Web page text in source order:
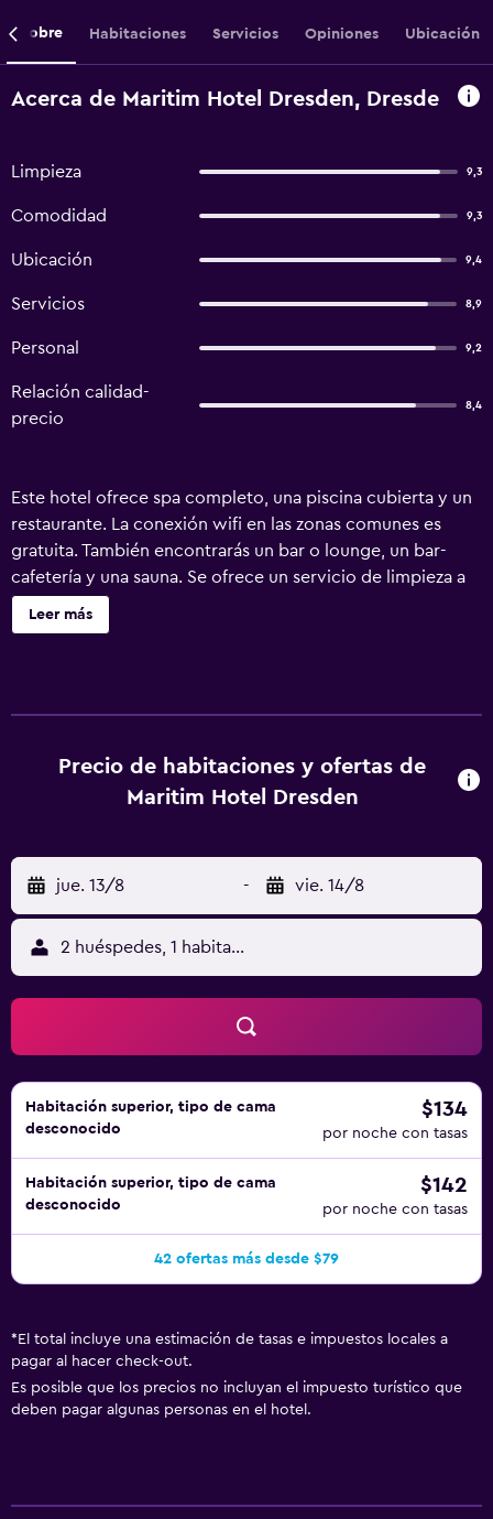
Sobre Habitaciones Servicios Opiniones Ubicación
Acerca de Maritim Hotel Dresden, Dresde
Limpieza 9,3
Comodidad 9,3
Ubicación 9,4
Servicios 8,9
Personal 9,2
Relación calidad-
precio
8,4
Este hotel ofrece spa completo, una piscina cubierta y un
restaurante. La conexión wifi en las zonas comunes es
gratuita. También encontrarás un bar o lounge, un bar-
cafetería y una sauna. Se ofrece un servicio de limpieza a
petición. Maritim Hotel & Internationales Congress Center
Dresden ofrece 328 alojamientos con aire acondicionado,
televisión de pantalla plana de 42 pulgadas con canales
digitales. Los baños están equipados con ducha y bañera
Internet gratis (por cable y wifi). Los servicios para las
personas de negocios incluyen escritorio y teléfono. Es
posible solicitar juegos de cama hipoalergénicos y tabla
de planchar con plancha. Se ofrece servicio de limpieza a
petición. Los servicios de ocio y esparcimiento en este
hotel incluyen una piscina cubierta y sauna. Se pueden
practicar las actividades de ocio y esparcimiento que se
indican más abajo en las instalaciones o cerca del
alojamiento (es posible que se aplique un recargo).
Leer más
Precio de habitaciones y ofertas de
Maritim Hotel Dresden
jue. 13/8 - vie. 14/8
2 huéspedes, 1 habitación
Habitación superior, tipo de cama
desconocido
$134
por noche con tasas
Habitación superior, tipo de cama
desconocido
$142
por noche con tasas
42 ofertas más desde $79
* El total incluye una estimación de tasas e impuestos locales a
pagar al hacer check-out.
Es posible que los precios no incluyan el impuesto turístico que
deben pagar algunas personas en el hotel.